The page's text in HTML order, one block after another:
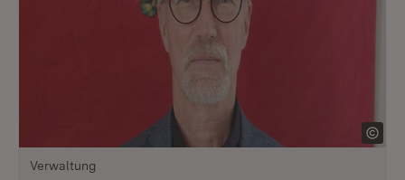
Verwaltung